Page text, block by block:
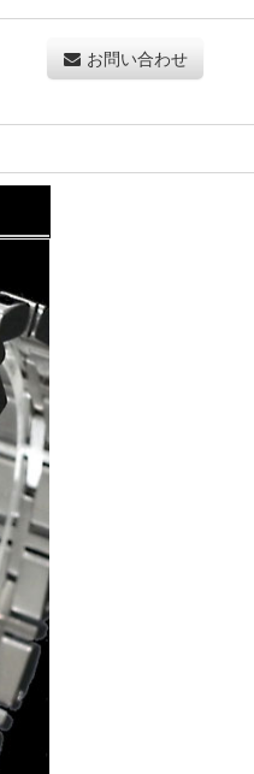
お問い合わせ